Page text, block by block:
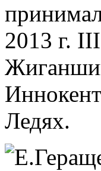
2013 г.
Ледях.